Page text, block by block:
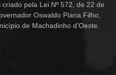
pela Lei Nº 572, de 22 de
Oswaldo Piana Filho,
de Machadinho d’Oeste.